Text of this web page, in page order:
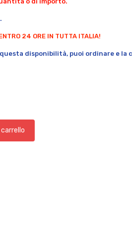
24 ORE IN TUTTA ITALIA!
questa disponibilità, puoi ordinare e la